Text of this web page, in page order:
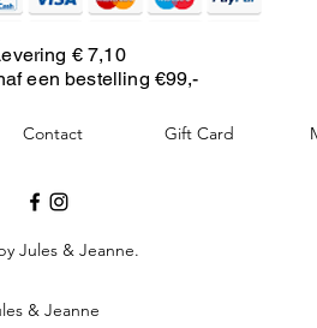
€ 7,10
een bestelling €99,-
Contact Gift Card
Jules & Jeanne.
& Jeanne